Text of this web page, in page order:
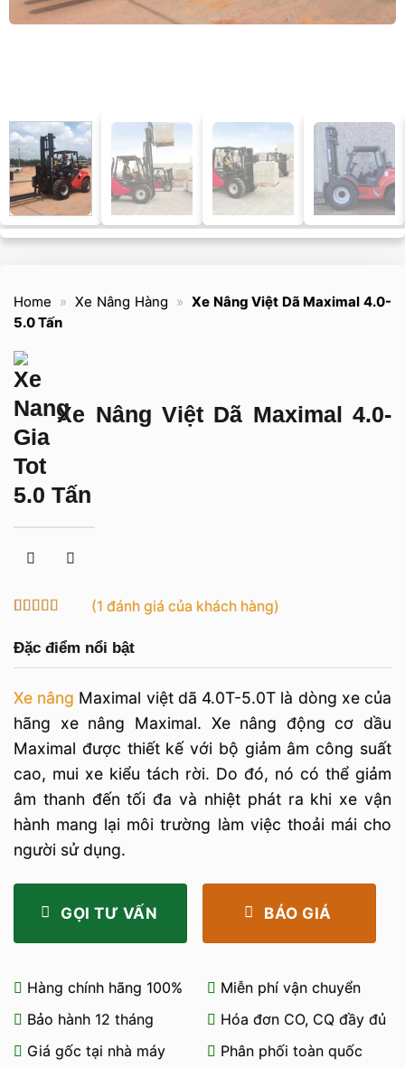
Home » Xe Nâng Hàng » Xe Nâng Việt Dã Maximal 4.0-
5.0 Tấn
Xe Nâng Việt Dã Maximal 4.0-
5.0 Tấn
trênđánh
giá
(1 đánh giá của khách hàng)
Đặc điểm nổi bật
Xe nâng Maximal việt dã 4.0T-5.0T là dòng xe của
hãng xe nâng Maximal. Xe nâng động cơ dầu
Maximal được thiết kế với bộ giảm âm công suất
cao, mui xe kiểu tách rời. Do đó, nó có thể giảm
âm thanh đến tối đa và nhiệt phát ra khi xe vận
hành mang lại môi trường làm việc thoải mái cho
người sử dụng.
GỌI TƯ VẤN BÁO GIÁ
Hàng chính hãng 100%
Miễn phí vận chuyển
Bảo hành 12 tháng
Hóa đơn CO, CQ đầy đủ
Giá gốc tại nhà máy
Phân phối toàn quốc